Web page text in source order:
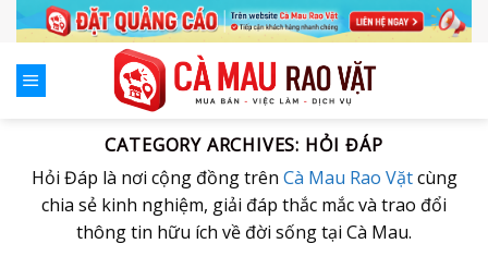
Skip
to
content
CATEGORY ARCHIVES: HỎI ĐÁP
Hỏi Đáp là nơi cộng đồng trên Cà Mau Rao Vặtcùng
chia sẻ kinh nghiệm, giải đáp thắc mắc và trao đổi
thông tin hữu ích về đời sống tại Cà Mau.